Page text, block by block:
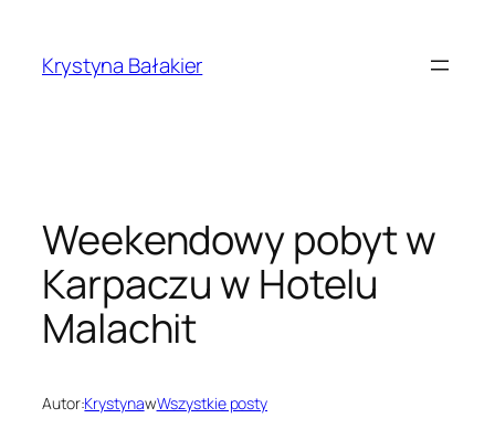
treściKrystyna Bałakier
Weekendowy pobyt w
Karpaczu w Hotelu
Malachit
Autor:KrystynawWszystkie posty